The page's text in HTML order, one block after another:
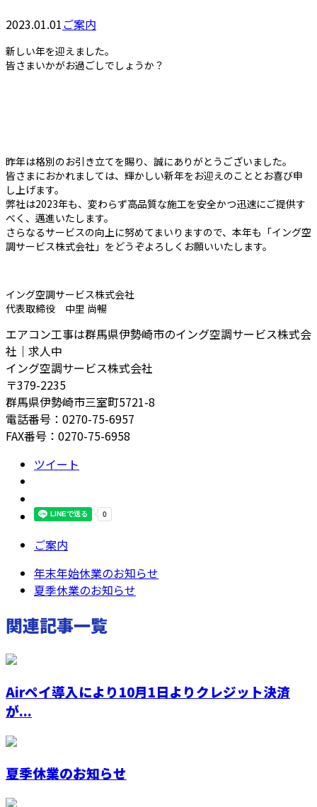
2023.01.01ご案内
新しい年を迎えました。
皆さまいかがお過ごしでしょうか？
昨年は格別のお引き立てを賜り、誠にありがとうございました。
皆さまにおかれましては、輝かしい新年をお迎えのこととお喜び申
し上げます。
弊社は2023年も、変わらず高品質な施工を安全かつ迅速にご提供す
べく、邁進いたします。
さらなるサービスの向上に努めてまいりますので、本年も「イング空
調サービス株式会社」をどうぞよろしくお願いいたします。
イング空調サービス株式会社
代表取締役 中里 尚暢
エアコン工事は群馬県伊勢崎市のイング空調サービス株式会
社｜求人中
イング空調サービス株式会社
〒379-2235
群馬県伊勢崎市三室町5721-8
電話番号：0270-75-6957
FAX番号：0270-75-6958
ツイート
ご案内
年末年始休業のお知らせ
夏季休業のお知らせ
関連記事一覧
Airペイ導入により10月1日よりクレジット決済
が...
夏季休業のお知らせ